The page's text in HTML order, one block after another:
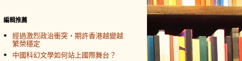
編輯推薦
經過激烈政治衝突，期許香港越變越
繁榮穩定
中國科幻文學如何站上國際舞台？